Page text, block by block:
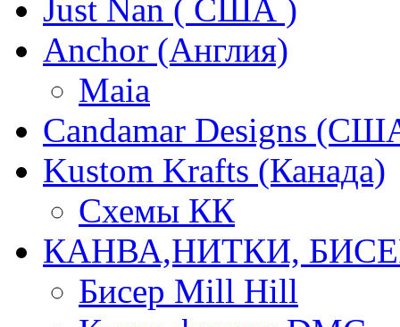
Just Nan ( США )
Anchor (Англия)
Maia
Candamar Designs
Kustom Krafts (Канада)
Схемы КК
КАНВА,НИТКИ,
Бисер Mill Hill